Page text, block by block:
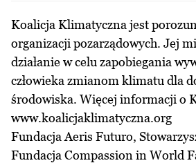
Koalicja Klimatyczna jest
organizacji pozarządowych. Jej
działanie w celu zapobiegania
człowieka zmianom klimatu dla
środowiska. Więcej informacji o
www.koalicjaklimatyczna.org
Fundacja Aeris Futuro,
Fundacja Compassion in World